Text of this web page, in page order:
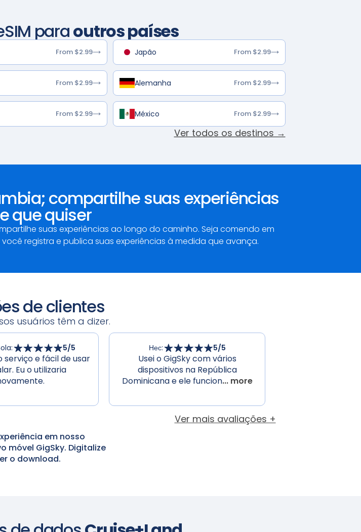
paraoutros países
From $2.99 Japão From $2.99
From $2.99 Alemanha From $2.99
From $2.99 México From $2.99
Ver todos os destinos →
compartilhe suas experiências
que quiser
suas experiências ao longo do caminho. Seja comendo em
registra e publica suas experiências à medida que avança.
de clientes
usuários têm a dizer.
: 5/5
serviço e fácil de usar
Eu o utilizaria
Нес: 5/5
Usei o GigSky com vários
dispositivos na República
Dominicana e ele funcion... more
Ver mais avaliações +
em nosso
móvel GigSky. Digitalize
o download.